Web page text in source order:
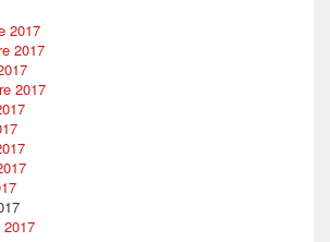
2017
2017
2017
2017